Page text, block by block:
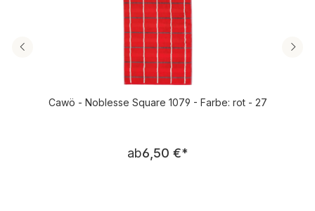
Cawö - Noblesse Square 1079 - Farbe: rot - 27
Regulärer Preis:
ab6,50 €*